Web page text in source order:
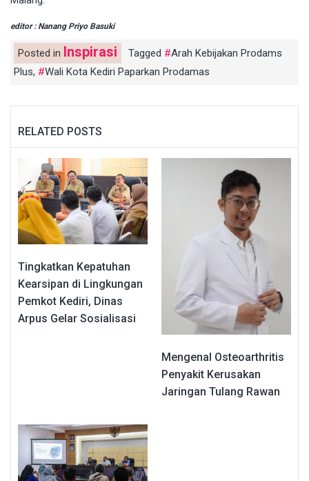
editor : Nanang Priyo Basuki
Posted in Inspirasi Tagged
Arah Kebijakan Prodams
Plus, Wali Kota Kediri Paparkan Prodamas
RELATED POSTS
Tingkatkan Kepatuhan
Kearsipan di Lingkungan
Pemkot Kediri, Dinas
Arpus Gelar Sosialisasi
Mengenal Osteoarthritis
Penyakit Kerusakan
Jaringan Tulang Rawan